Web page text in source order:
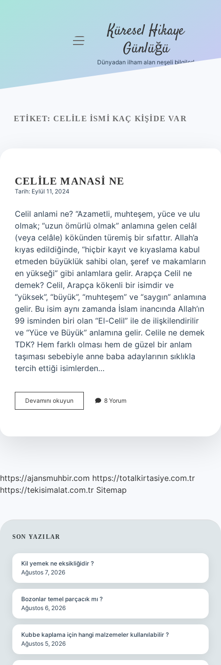
menüyü
Küresel Hikaye
Günlüğü
Dünyadan ilham alan neşeli bilgiler!
ETIKET: CELILE ISMI KAÇ KIŞIDE VAR
CELILE MANASI NE
Tarih: Eylül 11, 2024
Celil anlami ne? “Azametli, muhteşem, yüce ve ulu
olmak; “uzun ömürlü olmak” anlamına gelen celâl
(veya celâle) kökünden türemiş bir sıfattır. Allah’a
kıyas edildiğinde, “hiçbir kayıt ve kıyaslama kabul
etmeden büyüklük sahibi olan, şeref ve makamların
en yükseği” gibi anlamlara gelir. Arapça Celil ne
demek? Celil, Arapça kökenli bir isimdir ve
“yüksek”, “büyük”, “muhteşem” ve “saygın” anlamına
gelir. Bu isim aynı zamanda İslam inancında Allah’ın
99 isminden biri olan “El-Celil” ile de ilişkilendirilir
ve “Yüce ve Büyük” anlamına gelir. Celile ne demek
TDK? Hem farklı olması hem de güzel bir anlam
taşıması sebebiyle anne baba adaylarının sıklıkla
tercih ettiği isimlerden…
Devamını okuyun
Manasi
8 Yorum
https://ajansmuhbir.com https://totalkirtasiye.com.tr
https://tekisimalat.com.tr Sitemap
SIDEBAR
SON YAZILAR
Kil yemek ne eksikliğidir ?
Ağustos 7, 2026
Bozonlar temel parçacık mı ?
Ağustos 6, 2026
Kubbe kaplama için hangi malzemeler kullanılabilir ?
Ağustos 5, 2026